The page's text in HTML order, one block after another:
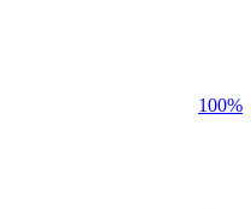
100%